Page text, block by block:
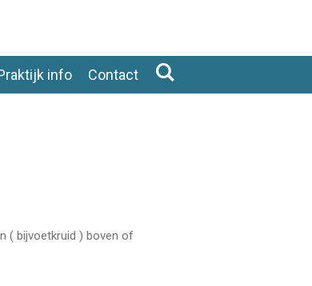
info Contact
( bijvoetkruid ) boven of